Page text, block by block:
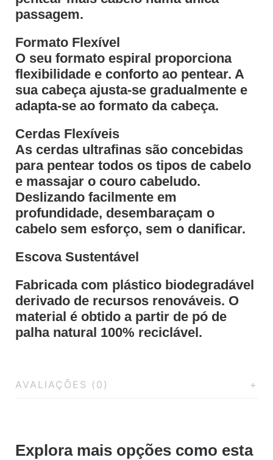
passagem.
Formato Flexível
O seu formato espiral proporciona
flexibilidade e conforto ao pentear. A
sua cabeça ajusta-se gradualmente e
adapta-se ao formato da cabeça.
Cerdas Flexíveis
As cerdas ultrafinas são concebidas
para pentear todos os tipos de cabelo
e massajar o couro cabeludo.
Deslizando facilmente em
profundidade, desembaraçam o
cabelo sem esforço, sem o danificar.
Escova Sustentável
Fabricada com plástico biodegradável
derivado de recursos renováveis. O
material é obtido a partir de pó de
palha natural 100% reciclável.
AVALIAÇÕES (0)
Explora mais opções como esta